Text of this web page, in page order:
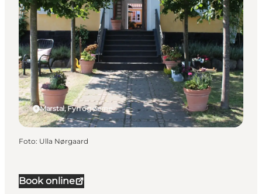
Book online
Marstal, Fyn og øerne
Foto: Ulla Nørgaard